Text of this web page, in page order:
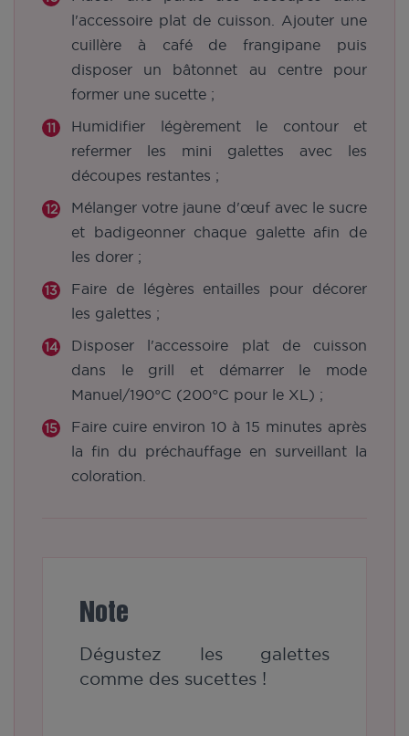
l'accessoire plat de cuisson. Ajouter une
cuillère à café de frangipane puis
disposer un bâtonnet au centre pour
former une sucette ;
Humidifier légèrement le contour et
refermer les mini galettes avec les
découpes restantes ;
Mélanger votre jaune d'œuf avec le sucre
et badigeonner chaque galette afin de
les dorer ;
Faire de légères entailles pour décorer
les galettes ;
Disposer l'accessoire plat de cuisson
dans le grill et démarrer le mode
Manuel/190°C (200°C pour le XL) ;
Faire cuire environ 10 à 15 minutes après
la fin du préchauffage en surveillant la
coloration.
Note
Dégustez les galettes
comme des sucettes !